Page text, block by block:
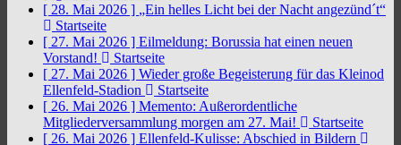
[ 28. Mai 2026 ] „Ein helles Licht bei der Nacht angezünd´t“
Startseite
[ 27. Mai 2026 ] Eilmeldung: Borussia hat einen neuen
Vorstand!
Startseite
[ 27. Mai 2026 ] Wieder große Begeisterung für das Kleinod
Ellenfeld-Stadion
Startseite
[ 26. Mai 2026 ] Memento: Außerordentliche
Mitgliederversammlung morgen am 27. Mai!
Startseite
[ 26. Mai 2026 ] Ellenfeld-Kulisse: Abschied in Bildern